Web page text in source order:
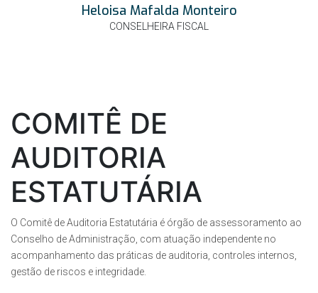
Heloisa Mafalda Monteiro
CONSELHEIRA FISCAL
COMITÊ DE
AUDITORIA
ESTATUTÁRIA
O Comitê de Auditoria Estatutária é órgão de assessoramento ao
Conselho de Administração, com atuação independente no
acompanhamento das práticas de auditoria, controles internos,
gestão de riscos e integridade.